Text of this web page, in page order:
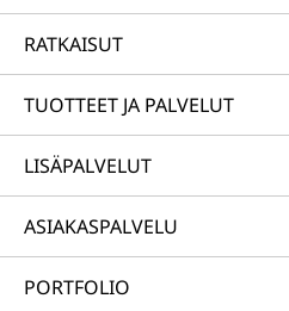
RATKAISUT
TUOTTEET JA PALVELUT
LISÄPALVELUT
ASIAKASPALVELU
PORTFOLIO